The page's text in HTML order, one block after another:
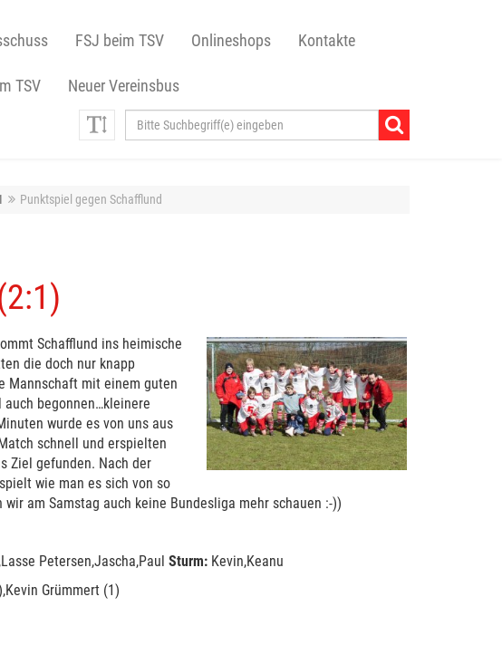
FSJ beim TSV Onlineshops Kontakte
TSV Neuer Vereinsbus
Punktspiel gegen Schafflund
Schafflund ins heimische
die doch nur knapp
Mannschaft mit einem guten
begonnen…kleinere
wurde es von uns aus
schnell und erspielten
Ziel gefunden. Nach der
wie man es sich von so
am Samstag auch keine Bundesliga mehr schauen :-))
Petersen,Jascha,Paul Sturm: Kevin,Keanu
Grümmert (1)